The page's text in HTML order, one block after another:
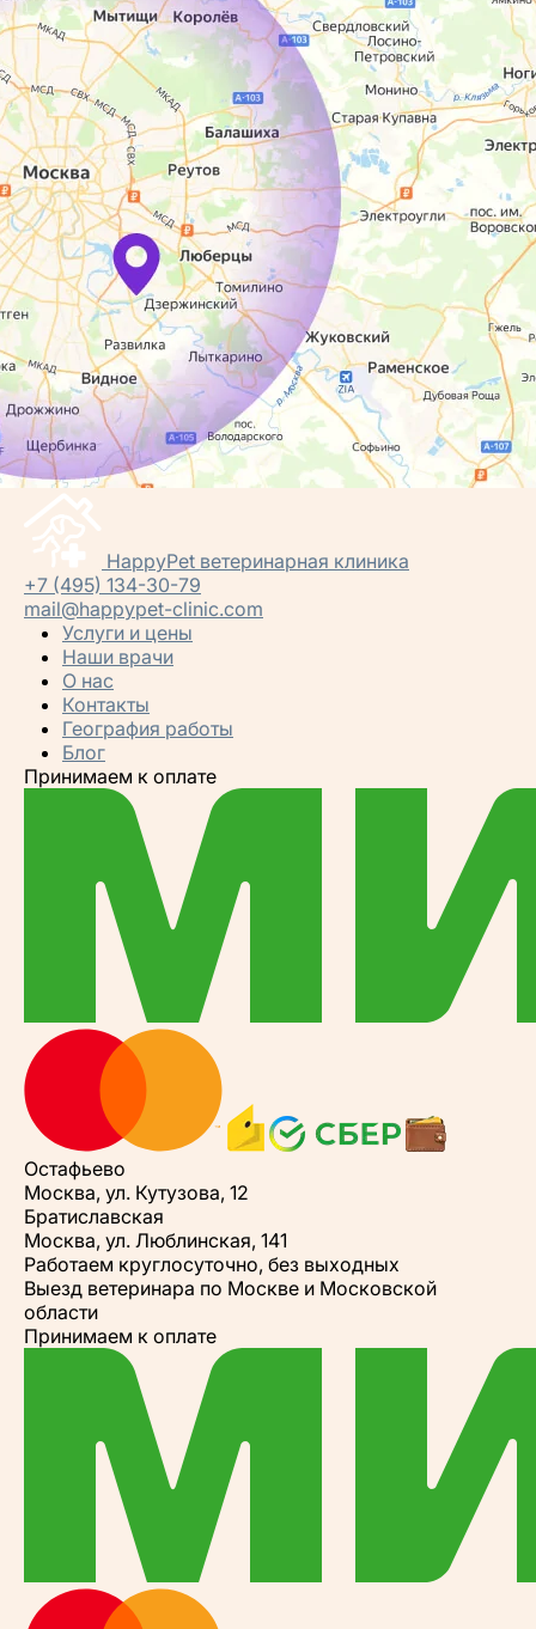
HappyPet ветеринарная клиника
+7 (495) 134-30-79
mail@happypet-clinic.com
Услуги и цены
Наши врачи
О нас
Контакты
География работы
Блог
Принимаем к оплате
Остафьево
Москва, ул. Кутузова, 12
Братиславская
Москва, ул. Люблинская, 141
Работаем круглосуточно, без выходных
Выезд ветеринара по Москве и Московской
области
Принимаем к оплате